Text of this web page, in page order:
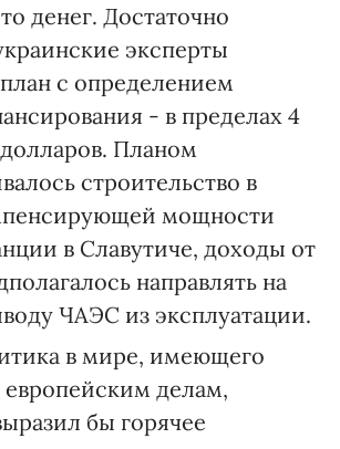
денег. Достаточно
эксперты
с определением
- в пределах 4
Планом
строительство в
мощности
в Славутиче, доходы от
направлять на
ЧАЭС из эксплуатации.
в мире, имеющего
делам,
бы горячее